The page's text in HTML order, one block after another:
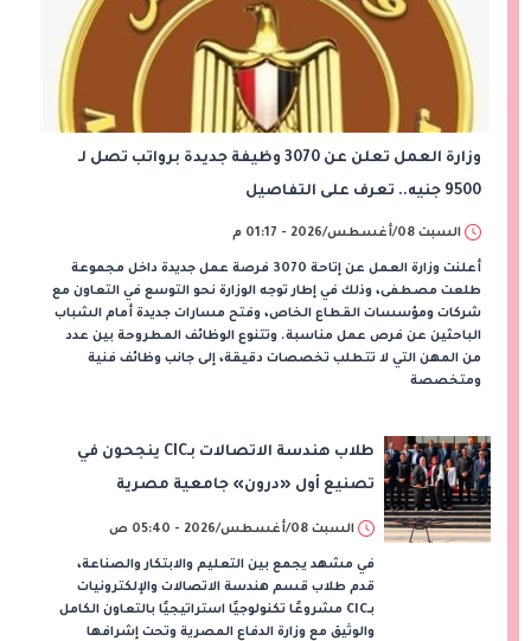
وزارة العمل تعلن عن 3070 وظيفة جديدة برواتب تصل لـ
9500 جنيه.. تعرف على التفاصيل
السبت 08/أغسطس/2026 - 01:17 م
أعلنت وزارة العمل عن إتاحة 3070 فرصة عمل جديدة داخل مجموعة
طلعت مصطفى، وذلك في إطار توجه الوزارة نحو التوسع في التعاون مع
شركات ومؤسسات القطاع الخاص، وفتح مسارات جديدة أمام الشباب
الباحثين عن فرص عمل مناسبة. وتتنوع الوظائف المطروحة بين عدد
من المهن التي لا تتطلب تخصصات دقيقة، إلى جانب وظائف فنية
ومتخصصة
طلاب هندسة الاتصالات بـCIC ينجحون في
تصنيع أول «درون» جامعية مصرية
بالتعاون مع وزارة الدفاع وتوظيف تقنيات 6G
السبت 08/أغسطس/2026 - 05:40 ص
في مشهد يجمع بين التعليم والابتكار والصناعة،
قدم طلاب قسم هندسة الاتصالات والإلكترونيات
بـCIC مشروعًا تكنولوجيًا استراتيجيًا بالتعاون الكامل
والوثيق مع وزارة الدفاع المصرية وتحت إشرافها